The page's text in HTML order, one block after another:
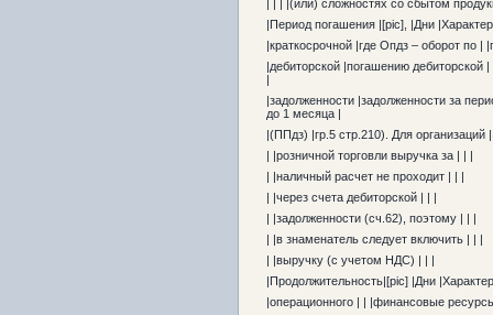
| | | |(или) сложностях со сбытом
|Период погашения |[pic], |Дни
|краткосрочной |где Опдз – оборот по |
|дебиторской |погашению дебиторской
|
|задолженности |задолженности за
до 1 месяца |
|(ППдз) |гр.5 стр.210). Для организаций
| |розничной торговли выручка за | | |
| |наличный расчет не проходит | | |
| |через счета дебиторской | | |
| |задолженности (сч.62), поэтому | | |
| |в знаменатель следует включить | | |
| |выручку (с учетом НДС) | | |
|Продолжительность|[pic] |Дни
|операционного | | |финансовые